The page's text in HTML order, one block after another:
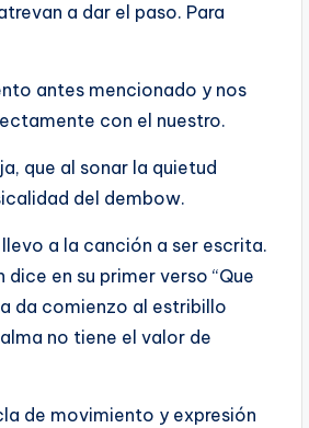
a dar el paso. Para
antes mencionado y nos
con el nuestro.
que al sonar la quietud
del dembow.
a la canción a ser escrita.
en su primer verso “Que
da comienzo al estribillo
no tiene el valor de
de movimiento y expresión